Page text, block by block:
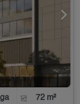
72 m²